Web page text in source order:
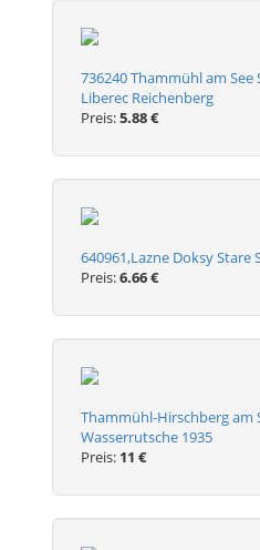
736240 Thammühl am See
Liberec Reichenberg
Preis:5.88 €
640961,Lazne Doksy
Preis:6.66 €
Thammühl-Hirschberg am
Wasserrutsche 1935
Preis: 11 €